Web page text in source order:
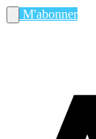
M'abonner